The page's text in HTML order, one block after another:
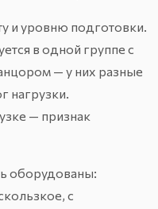
и уровню подготовки.
в одной группе с
— у них разные
нагрузки.
— признак
оборудованы:
с